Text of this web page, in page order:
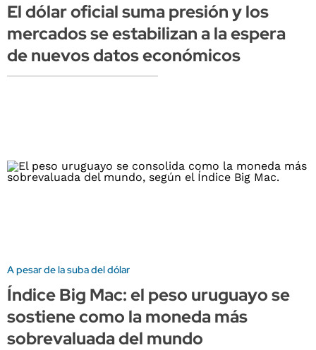
El dólar oficial suma presión y los
mercados se estabilizan a la espera
de nuevos datos económicos
A pesar de la suba del dólar
Índice Big Mac: el peso uruguayo se
sostiene como la moneda más
sobrevaluada del mundo